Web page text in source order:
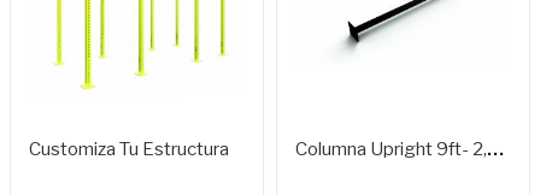
Stock
Customiza Tu Estructura C
Olumna Upright 9ft- 2,70 M